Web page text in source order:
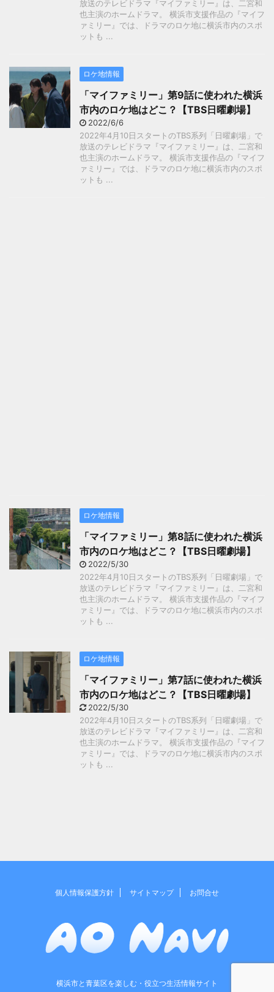
放送のテレビドラマ『マイファミリー』は、二宮和
也主演のホームドラマ。 横浜市支援作品の『マイフ
ァミリー』では、ドラマのロケ地に横浜市内のスポ
ットも ...
ロケ地情報
「マイファミリー」第9話に使われた横浜
市内のロケ地はどこ？【TBS日曜劇場】
2022/6/6
2022年4月10日スタートのTBS系列「日曜劇場」で
放送のテレビドラマ『マイファミリー』は、二宮和
也主演のホームドラマ。 横浜市支援作品の『マイフ
ァミリー』では、ドラマのロケ地に横浜市内のスポ
ットも ...
ロケ地情報
「マイファミリー」第8話に使われた横浜
市内のロケ地はどこ？【TBS日曜劇場】
2022/5/30
2022年4月10日スタートのTBS系列「日曜劇場」で
放送のテレビドラマ『マイファミリー』は、二宮和
也主演のホームドラマ。 横浜市支援作品の『マイフ
ァミリー』では、ドラマのロケ地に横浜市内のスポ
ットも ...
ロケ地情報
「マイファミリー」第7話に使われた横浜
市内のロケ地はどこ？【TBS日曜劇場】
2022/5/30
2022年4月10日スタートのTBS系列「日曜劇場」で
放送のテレビドラマ『マイファミリー』は、二宮和
也主演のホームドラマ。 横浜市支援作品の『マイフ
ァミリー』では、ドラマのロケ地に横浜市内のスポ
ットも ...
個人情報保護方針 サイトマップ お問合せ
横浜市と青葉区を楽しむ・役立つ生活情報サイト
Copyright© AO Navi , 2026 All Rights Reserved.